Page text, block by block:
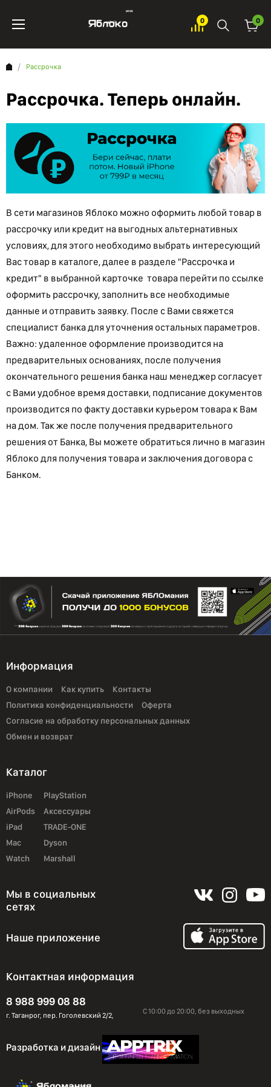
0 0
Рассрочка
Рассрочка. Теперь онлайн.
В сети магазинов Яблоко можно оформить любой товар в
рассрочку или кредит на выгодных альтернативных
условиях, для этого необходимо выбрать интересующий
Вас товар в каталоге, далее в разделе "Рассрочка и
кредит" в выбранной карточке товара перейти по ссылке
оформить рассрочку, заполнить все необходимые
данные и отправить заявку. После с Вами свяжется
специалист банка для уточнения остальных параметров.
Важно: удаленное оформление производится на
предварительных основаниях, после получения
окончательного решения банка наш менеджер согласует
с Вами удобное время доставки, подписание документов
производится по факту доставки курьером товара к Вам
на дом. Так же после получения предварительного
решения от Банка, Вы можете обратиться лично в магазин
Яблоко для получения товара и заключения договора с
Банком.
Информация
О компании Как купить
Контакты
Политика конфиденциальности
Оферта
Согласие на обработку персональных данных
Обмен и возврат
Каталог
iPhone
AirPods
iPad
Mac
Watch
PlayStation
Аксессуары
TRADE-ONE
Dyson
Marshall
Мы в социальных
сетях
Наше приложение
Контактная информация
8 988 999 08 88
г. Таганрог, пер. Гоголевский 2/2, С 10:00 до 20:00, без выходных
Разработка и дизайн